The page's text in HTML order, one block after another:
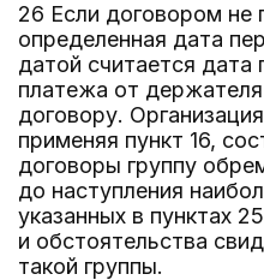
26 Если договором не
определенная дата
датой считается дата
платежа от
договору.
применяя пункт 16,
договоры группу
до наступления
указанных в пунктах
и обстоятельства
такой группы.